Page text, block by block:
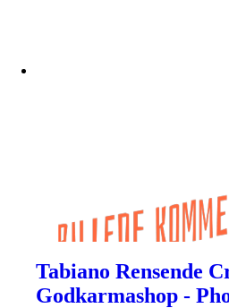
Tabiano Rensende
Godkarmashop -